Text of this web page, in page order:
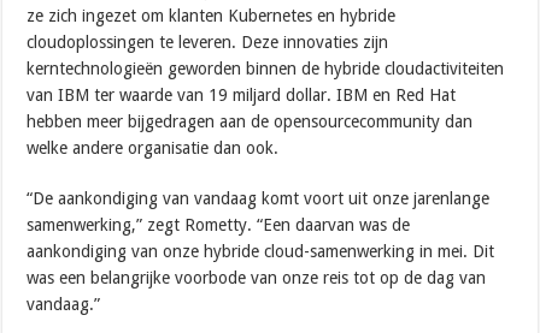
ze zich ingezet om klanten Kubernetes en hybride
cloudoplossingen te leveren. Deze innovaties zijn
kerntechnologieën geworden binnen de hybride cloudactiviteiten
van IBM ter waarde van 19 miljard dollar. IBM en Red Hat
hebben meer bijgedragen aan de opensourcecommunity dan
welke andere organisatie dan ook.
“De aankondiging van vandaag komt voort uit onze jarenlange
samenwerking,” zegt Rometty. “Een daarvan was de
aankondiging van onze hybride cloud-samenwerking in mei. Dit
was een belangrijke voorbode van onze reis tot op de dag van
vandaag.”